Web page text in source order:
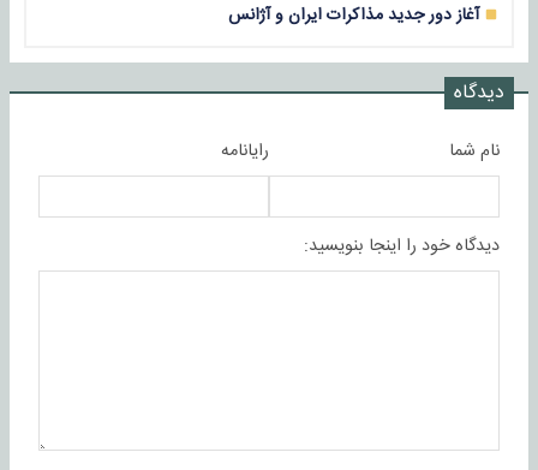
آغاز دور جدید مذاکرات ایران و آژانس
دیدگاه
نام شما رایانامه
دیدگاه خود را اینجا بنویسید: